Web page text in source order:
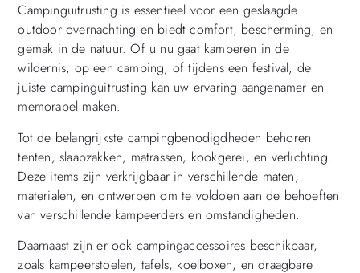
Campinguitrusting is essentieel voor een geslaagde
outdoor overnachting en biedt comfort, bescherming, en
gemak in de natuur. Of u nu gaat kamperen in de
wildernis, op een camping, of tijdens een festival, de
juiste campinguitrusting kan uw ervaring aangenamer en
memorabel maken.
Tot de belangrijkste campingbenodigdheden behoren
tenten, slaapzakken, matrassen, kookgerei, en verlichting.
Deze items zijn verkrijgbaar in verschillende maten,
materialen, en ontwerpen om te voldoen aan de behoeften
van verschillende kampeerders en omstandigheden.
Daarnaast zijn er ook campingaccessoires beschikbaar,
zoals kampeerstoelen, tafels, koelboxen, en draagbare